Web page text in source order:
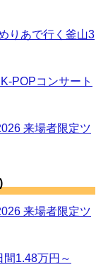
りあで行く釜山3
POPコンサート
来場者限定ツ
来場者限定ツ
間1.48万円～